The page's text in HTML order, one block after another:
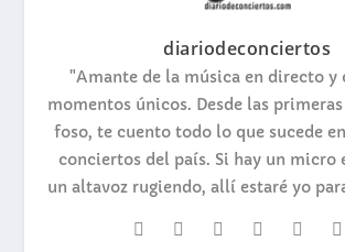
diariodeconciertos
"Amante de la música en directo y
momentos únicos. Desde las
foso, te cuento todo lo que sucede
conciertos del país. Si hay un micro
un altavoz rugiendo, allí estaré yo